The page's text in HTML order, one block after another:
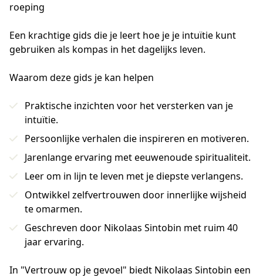
roeping
Een krachtige gids die je leert hoe je je intuïtie kunt
gebruiken als kompas in het dagelijks leven.
Waarom deze gids je kan helpen
Praktische inzichten voor het versterken van je
intuïtie.
Persoonlijke verhalen die inspireren en motiveren.
Jarenlange ervaring met eeuwenoude spiritualiteit.
Leer om in lijn te leven met je diepste verlangens.
Ontwikkel zelfvertrouwen door innerlijke wijsheid
te omarmen.
Geschreven door Nikolaas Sintobin met ruim 40
jaar ervaring.
In "Vertrouw op je gevoel" biedt Nikolaas Sintobin een